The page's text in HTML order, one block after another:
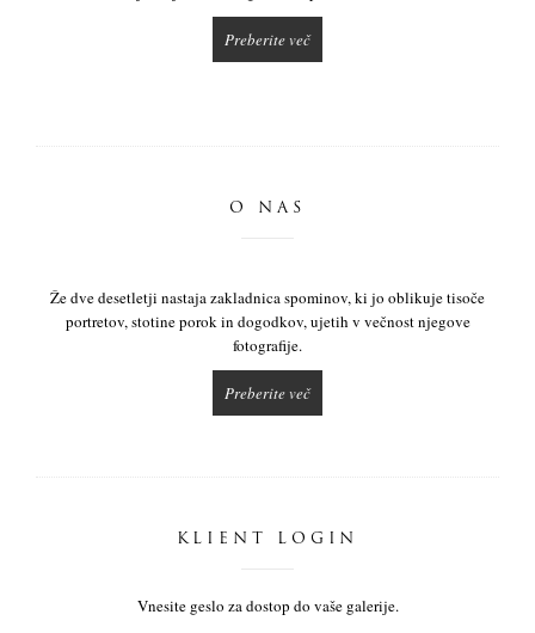
Preberite več
O NAS
Že dve desetletji nastaja zakladnica spominov, ki jo oblikuje tisoče
portretov, stotine porok in dogodkov, ujetih v večnost njegove
fotografije.
Preberite več
KLIENT LOGIN
Vnesite geslo za dostop do vaše galerije.